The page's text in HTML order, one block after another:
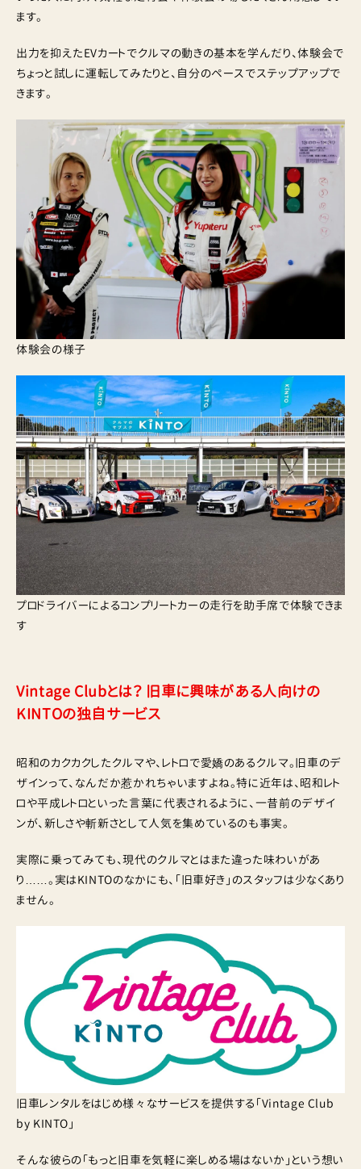
ます。
出力を抑えたEVカートでクルマの動きの基本を学んだり、体験会で
ちょっと試しに運転してみたりと、自分のペースでステップアップで
きます。
体験会の様子
プロドライバーによるコンプリートカーの走行を助手席で体験できま
す
Vintage Clubとは？ 旧車に興味がある人向けの
KINTOの独自サービス
昭和のカクカクしたクルマや、レトロで愛嬌のあるクルマ。旧車のデ
ザインって、なんだか惹かれちゃいますよね。特に近年は、昭和レト
ロや平成レトロといった言葉に代表されるように、一昔前のデザイ
ンが、新しさや斬新さとして人気を集めているのも事実。
実際に乗ってみても、現代のクルマとはまた違った味わいがあ
り……。実はKINTOのなかにも、「旧車好き」のスタッフは少なくあり
ません。
旧車レンタルをはじめ様々なサービスを提供する「Vintage Club
by KINTO」
そんな彼らの「もっと旧車を気軽に楽しめる場はないか」という想い